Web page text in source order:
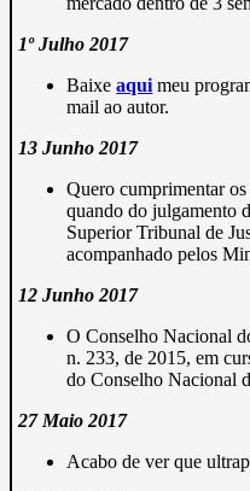
1º Julho 2017
Baixe aqui meu
mail ao autor.
13 Junho 2017
Quero cumprimentar
quando do julgamento
Superior Tribunal de
acompanhado pelos
12 Junho 2017
O Conselho Nacional
n. 233, de 2015, em
do Conselho Nacional
27 Maio 2017
Acabo de ver que